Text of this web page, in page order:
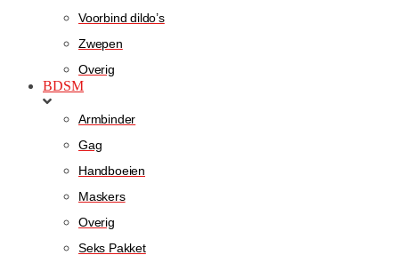
Voorbind dildo’s
Zwepen
Overig
BDSM
Armbinder
Gag
Handboeien
Maskers
Overig
Seks Pakket